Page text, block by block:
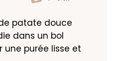
patate douce
dans un bol
une purée lisse et